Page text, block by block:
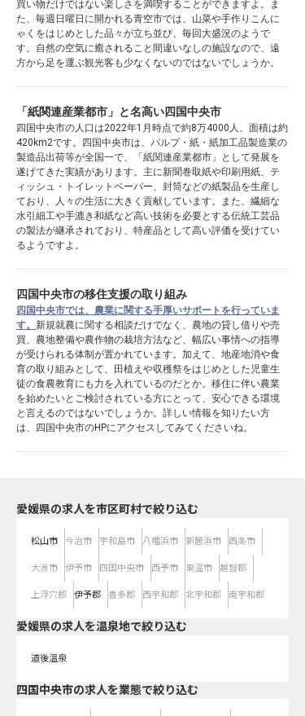
買い物だけではない楽しさを満喫することができますよ。ま
た、毎週日曜日に開かれる青空市では、山菜や手作りこんに
ゃくをはじめとした品々が立ち並び、毎回大盛況のようで
す。自然の空気に癒されること間違いなしの施設なので、遠
方から足を運ぶ観光客も少なくないのではないでしょうか。
「紙関連産業都市」と名高い四国中央市
四国中央市の人口は2022年1月時点で約8万4000人、面積は約
420km2です。四国中央市は、パルプ・紙・紙加工品製造業の
製造品出荷等が全国一で、「紙関連産業都市」として発展を
遂げてきた実績があります。主に新聞巻取紙や印刷用紙、テ
ィッシュ・トイレットペーパー、封筒などの紙製品を生産し
ており、人々の生活に大きく貢献しています。また、繊細な
水引細工や手漉き和紙など高い技術を必要とする伝統工芸品
の製法が継承されており、特産品として高い評価を受けてい
るようですよ。
四国中央市の移住支援の取り組み
四国中央市では、農業に関する手厚いサポートを行っていま
す。 新規就農に関する相談だけでなく、農地の貸し借りや売
買、農地整備や農作物の栽培方法など、幅広い事情への指導
が受けられる体制が置かれています。加えて、地産地消や食
育の取り組みとして、田植えや収穫祭をはじめとした児童生
徒の食農教育にも力を入れているのだとか。移住に伴い農業
を始めたいとご検討されている方にとって、安心できる環境
と言えるのではないでしょうか。詳しい情報を知りたい方
は、四国中央市のHPにアクセスしてみてくださいね。
愛媛県の求人を市区町村で絞り込む
松山市 今治市 宇和島市 八幡浜市 新居浜市 西条市
大洲市 伊予市 四国中央市 西予市 東温市 越智郡
上浮穴郡 伊予郡 喜多郡 西宇和郡 北宇和郡 南宇和郡
愛媛県の求人を温泉地で絞り込む
道後温泉
四国中央市の求人を業態で絞り込む